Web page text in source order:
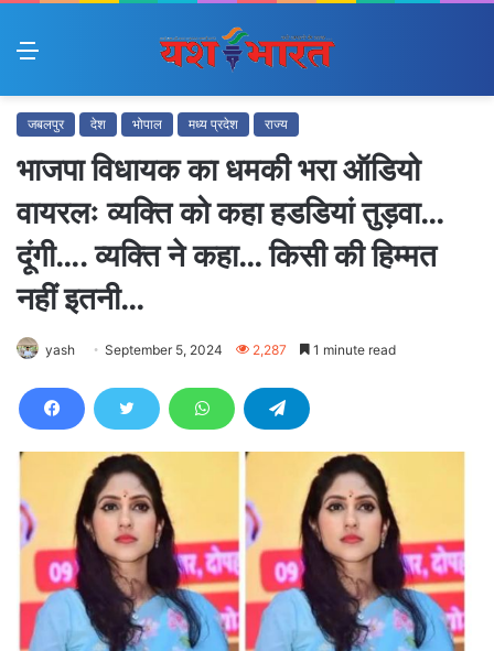
Menu
जबलपुर देश भोपाल मध्य प्रदेश राज्य
भाजपा विधायक का धमकी भरा ऑडियो
वायरलः व्यक्ति को कहा हडडियां तुड़वा…
दूंगी…. व्यक्ति ने कहा… किसी की हिम्मत
नहीं इतनी…
yash September 5, 2024 2,287 1 minute read